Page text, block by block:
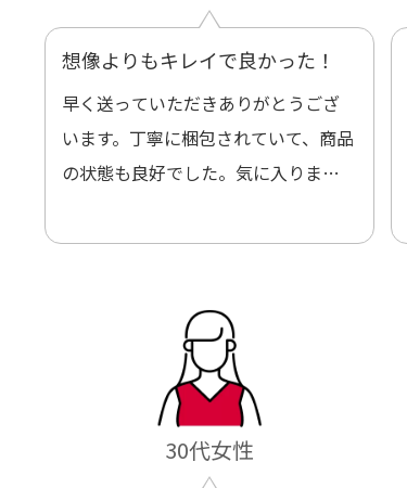
想像よりもキレイで良かった！
早く送っていただきありがとうござ
います。丁寧に梱包されていて、商品
の状態も良好でした。気に入りまし
いします！
30代女性